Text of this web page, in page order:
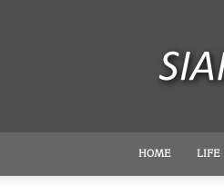
HOME LIFE